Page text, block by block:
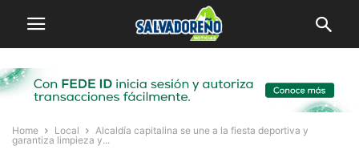
Home Local
Alcaldía capitalina se une a la fiesta deportiva y
garantiza limpieza y...